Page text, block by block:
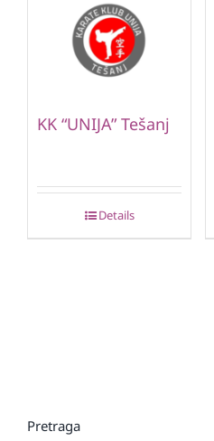
KK “UNIJA” Tešanj
Details
Pretraga